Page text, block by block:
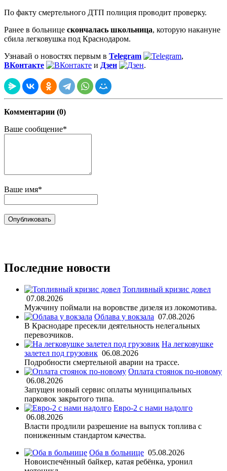
По факту смертельного ДТП полиция проводит проверку.
Ранее в больнице скончалась школьница, которую накануне
сбила легковушка под Краснодаром.
Узнавай о новостях первым в Telegram
,
ВКонтакте
и Дзен .
Комментарии (0)
Ваше сообщение*
Ваше имя*
Последние новости
Топливный кризис довел
07.08.2026
Мужчину поймали на воровстве дизеля из локомотива.
Облава у вокзала 07.08.2026
В Краснодаре пресекли деятельность нелегальных
перевозчиков.
На легковушке
залетел под грузовик 06.08.2026
Подробности смертельной аварии на трассе.
Оплата стоянок по-новому
06.08.2026
Запущен новый сервис оплаты муниципальных
парковок закрытого типа.
Евро-2 с нами надолго
06.08.2026
Власти продлили разрешение на выпуск топлива с
пониженным стандартом качества.
Оба в больнице 05.08.2026
Новоиспечённый байкер, катая ребёнка, уронил